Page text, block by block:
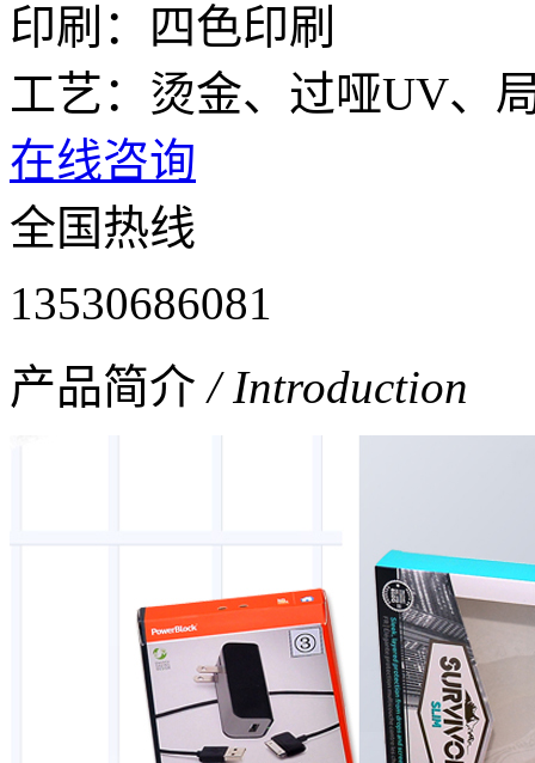
印刷：四色印刷
工艺：烫金、过哑UV、
在线咨询
全国热线
13530686081
产品简介 / Introduction